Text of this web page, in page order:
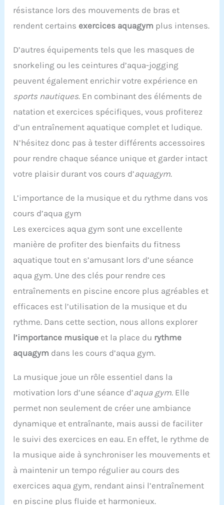
résistance lors des mouvements de bras et
rendent certains exercices aquagym plus intenses.
D’autres équipements tels que les masques de
snorkeling ou les ceintures d’aqua-jogging
peuvent également enrichir votre expérience en
sports nautiques. En combinant des éléments de
natation et exercices spécifiques, vous profiterez
d’un entraînement aquatique complet et ludique.
N’hésitez donc pas à tester différents accessoires
pour rendre chaque séance unique et garder intact
votre plaisir durant vos cours d’aquagym.
L’importance de la musique et du rythme dans vos
cours d’aqua gym
Les exercices aqua gym sont une excellente
manière de profiter des bienfaits du fitness
aquatique tout en s’amusant lors d’une séance
aqua gym. Une des clés pour rendre ces
entraînements en piscine encore plus agréables et
efficaces est l’utilisation de la musique et du
rythme. Dans cette section, nous allons explorer
l’importance musique et la place du rythme
aquagym dans les cours d’aqua gym.
La musique joue un rôle essentiel dans la
motivation lors d’une séance d’aqua gym. Elle
permet non seulement de créer une ambiance
dynamique et entraînante, mais aussi de faciliter
le suivi des exercices en eau. En effet, le rythme de
la musique aide à synchroniser les mouvements et
à maintenir un tempo régulier au cours des
exercices aqua gym, rendant ainsi l’entraînement
en piscine plus fluide et harmonieux.